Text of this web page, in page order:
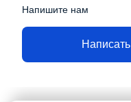
Напишите нам
Написать